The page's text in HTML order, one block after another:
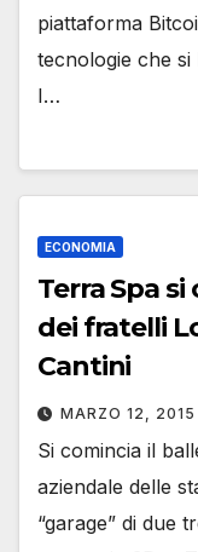
piattaforma
tecnologie che si
I…
ECONOMIA
Terra Spa
dei fratelli
Cantini
MARZO 12, 2015
Si comincia il
aziendale delle
“garage” di due